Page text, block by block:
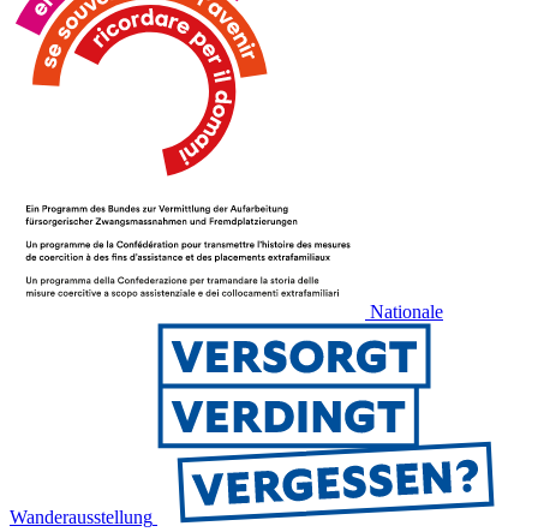
Nationale
Wanderausstellung